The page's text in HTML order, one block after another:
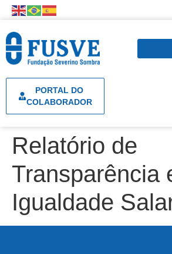
PORTAL DO
COLABORADOR
Relatório de
Transparência
Igualdade